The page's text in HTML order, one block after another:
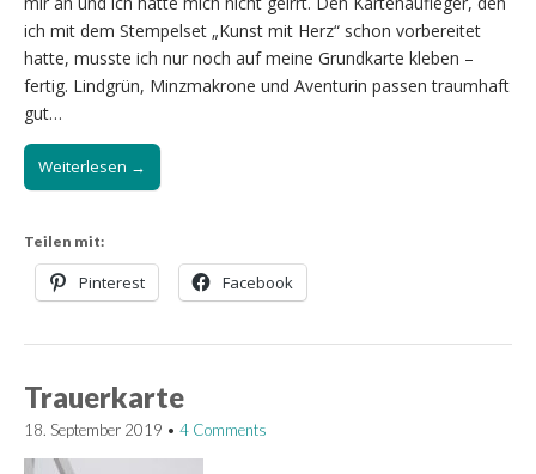
ich mit dem Stempelset „Kunst mit Herz“ schon vorbereitet
hatte, musste ich nur noch auf meine Grundkarte kleben –
fertig. Lindgrün, Minzmakrone und Aventurin passen traumhaft
gut…
Weiterlesen →
Teilen mit:
Pinterest Facebook
Trauerkarte
18. September 2019 • 4 Comments